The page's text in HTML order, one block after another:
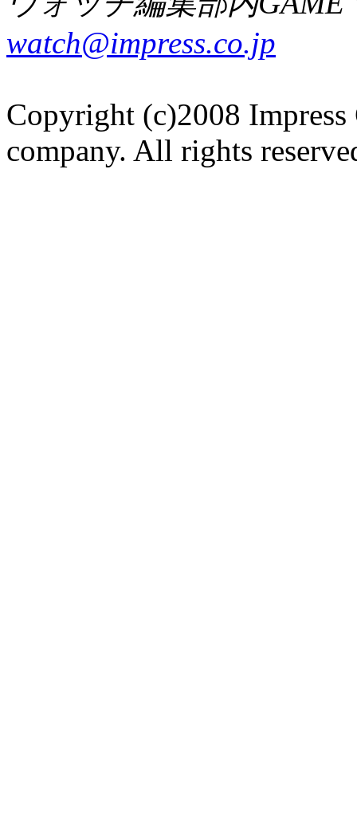
watch@impress.co.jp
Copyright (c)2008
company. All rights